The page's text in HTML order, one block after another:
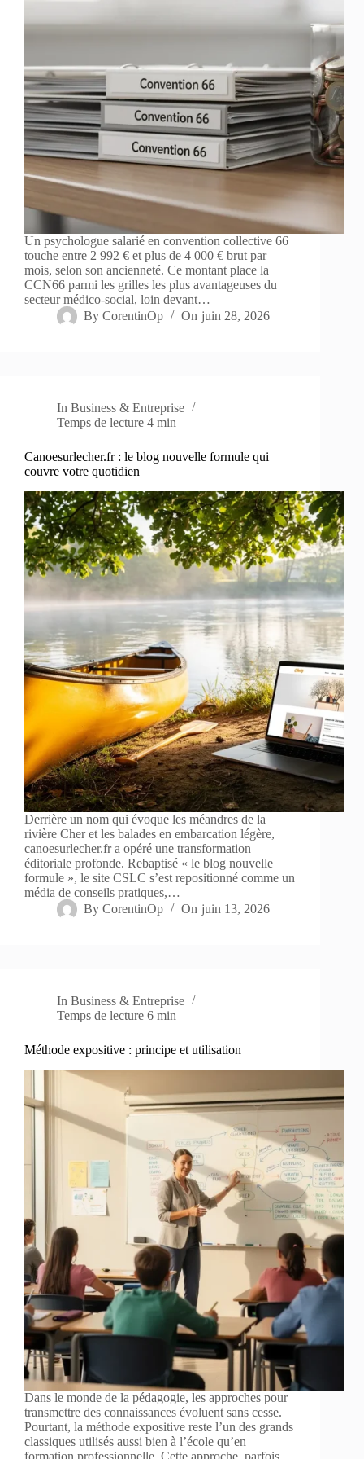
Un psychologue salarié en convention collective 66
touche entre 2 992 € et plus de 4 000 € brut par
mois, selon son ancienneté. Ce montant place la
CCN66 parmi les grilles les plus avantageuses du
secteur médico-social, loin devant…
By CorentinOp On juin 28, 2026
In Business & Entreprise
Temps de lecture 4 min
Canoesurlecher.fr : le blog nouvelle formule qui
couvre votre quotidien
Derrière un nom qui évoque les méandres de la
rivière Cher et les balades en embarcation légère,
canoesurlecher.fr a opéré une transformation
éditoriale profonde. Rebaptisé « le blog nouvelle
formule », le site CSLC s’est repositionné comme un
média de conseils pratiques,…
By CorentinOp On juin 13, 2026
In Business & Entreprise
Temps de lecture 6 min
Méthode expositive : principe et utilisation
Dans le monde de la pédagogie, les approches pour
transmettre des connaissances évoluent sans cesse.
Pourtant, la méthode expositive reste l’un des grands
classiques utilisés aussi bien à l’école qu’en